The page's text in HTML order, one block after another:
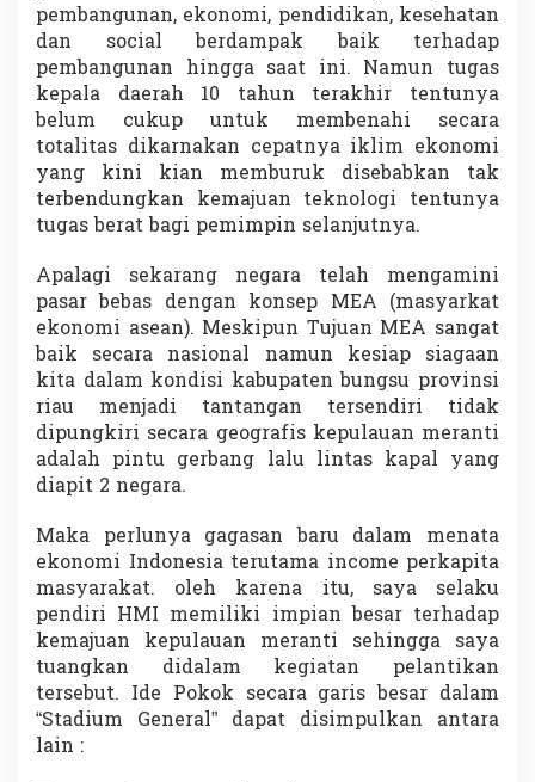
pembangunan, ekonomi, pendidikan, kesehatan
dan social berdampak baik terhadap
pembangunan hingga saat ini. Namun tugas
kepala daerah 10 tahun terakhir tentunya
belum cukup untuk membenahi secara
totalitas dikarnakan cepatnya iklim ekonomi
yang kini kian memburuk disebabkan tak
terbendungkan kemajuan teknologi tentunya
tugas berat bagi pemimpin selanjutnya.
Apalagi sekarang negara telah mengamini
pasar bebas dengan konsep MEA (masyarkat
ekonomi asean). Meskipun Tujuan MEA sangat
baik secara nasional namun kesiap siagaan
kita dalam kondisi kabupaten bungsu provinsi
riau menjadi tantangan tersendiri tidak
dipungkiri secara geografis kepulauan meranti
adalah pintu gerbang lalu lintas kapal yang
diapit 2 negara.
Maka perlunya gagasan baru dalam menata
ekonomi Indonesia terutama income perkapita
masyarakat. oleh karena itu, saya selaku
pendiri HMI memiliki impian besar terhadap
kemajuan kepulauan meranti sehingga saya
tuangkan didalam kegiatan pelantikan
tersebut. Ide Pokok secara garis besar dalam
“Stadium General” dapat disimpulkan antara
lain :